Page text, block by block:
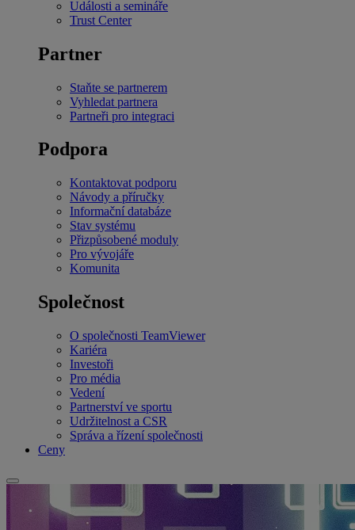
Události a semináře
Trust Center
Partner
Staňte se partnerem
Vyhledat partnera
Partneři pro integraci
Podpora
Kontaktovat podporu
Návody a příručky
Informační databáze
Stav systému
Přizpůsobené moduly
Pro vývojáře
Komunita
Společnost
O společnosti TeamViewer
Kariéra
Investoři
Pro média
Vedení
Partnerství ve sportu
Udržitelnost a CSR
Správa a řízení společnosti
Ceny